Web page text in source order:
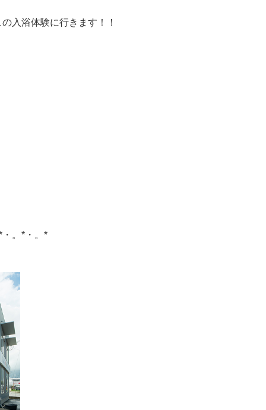
入浴体験に行きます！！
。*・。*